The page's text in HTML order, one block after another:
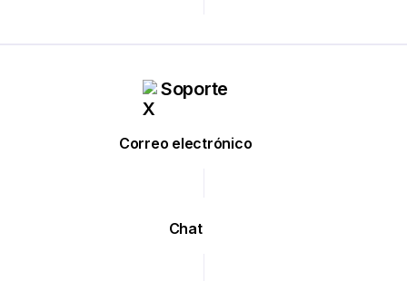
Soporte
Correo electrónico
Chat